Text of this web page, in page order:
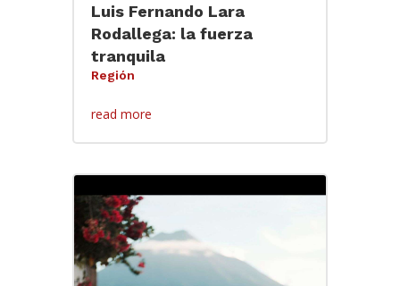
Luis Fernando Lara
Rodallega: la fuerza
tranquila
Región
read more